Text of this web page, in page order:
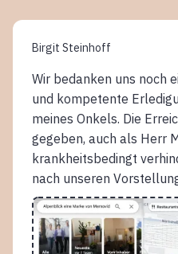
Birgit Steinhoff
Wir bedanken uns noch
und kompetente
meines Onkels. Die
gegeben, auch als Herr
krankheitsbedingt
nach unseren